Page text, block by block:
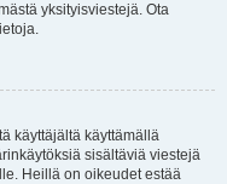
yksityisviestejä. Ota
käyttäjältä käyttämällä
sisältäviä viestejä
Heillä on oikeudet estää